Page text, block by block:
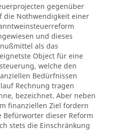
gegenüber
die Nothwendigkeit einer
und dieses
als das
Object für eine
welche den
Bedürfnissen
Rechnung tragen
bezeichnet. Aber neben
finanziellen Ziel fordern
Befürworter dieser Reform
stets die Einschränkung